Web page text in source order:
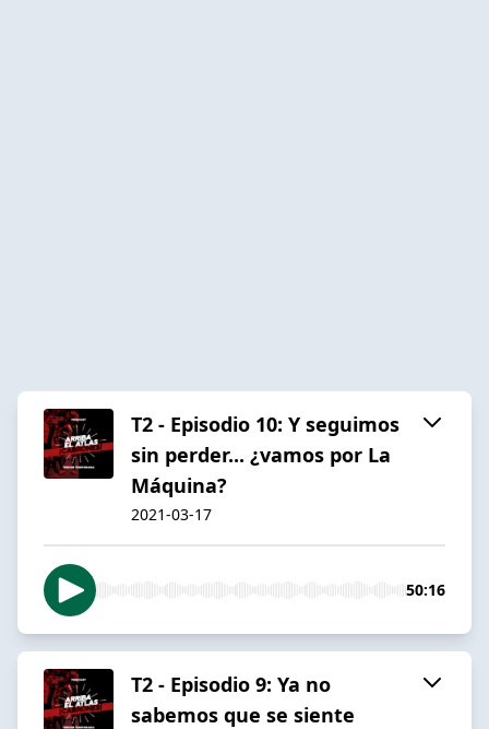
T2 - Episodio 10: Y seguimos
sin perder... ¿vamos por La
Máquina?
2021-03-17
50:16
T2 - Episodio 9: Ya no
sabemos que se siente